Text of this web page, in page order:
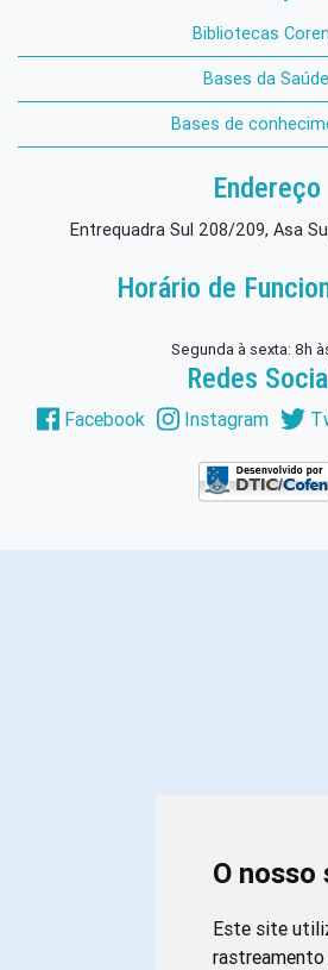
O
Este site
rastreamento
Bibliotecas
Bases da Saúde
Bases de
Endereço
Entrequadra Sul 208/209, Asa
Horário de
Segunda à sexta: 8h
Redes
Facebook Instagram